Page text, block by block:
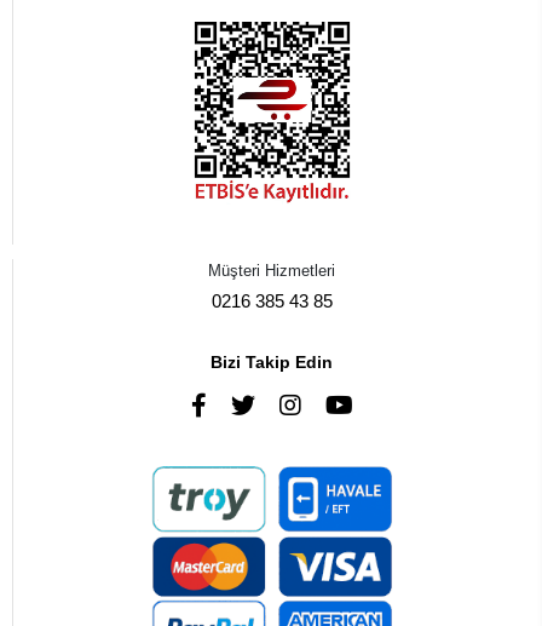
Müşteri Hizmetleri
0216 385 43 85
Bizi Takip Edin